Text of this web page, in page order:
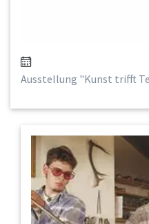
Ausstellung "Kunst trifft